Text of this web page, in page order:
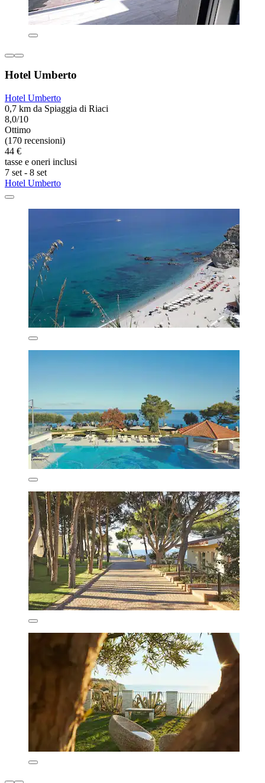
Hotel Umberto
Hotel Umberto
0,7 km da Spiaggia di Riaci
8,0/10
Ottimo
(170 recensioni)
44 €
tasse e oneri inclusi
7 set - 8 set
Hotel Umberto